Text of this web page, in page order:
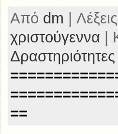
Από dm |
χριστούγεννα |
==